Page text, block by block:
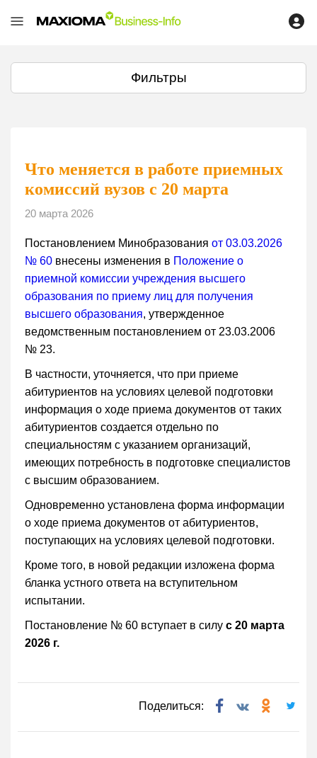
Фильтры
Что меняется в работе приемных
комиссий вузов с 20 марта
20 марта 2026
Постановлением Минобразования от 03.03.2026
№ 60 внесены изменения в Положение о
приемной комиссии учреждения высшего
образования по приему лиц для получения
высшего образования, утвержденное
ведомственным постановлением от 23.03.2006
№ 23.
В частности, уточняется, что при приеме
абитуриентов на условиях целевой подготовки
информация о ходе приема документов от таких
абитуриентов создается отдельно по
специальностям с указанием организаций,
имеющих потребность в подготовке специалистов
с высшим образованием.
Одновременно установлена форма информации
о ходе приема документов от абитуриентов,
поступающих на условиях целевой подготовки.
Кроме того, в новой редакции изложена форма
бланка устного ответа на вступительном
испытании.
Постановление № 60 вступает в силу с 20 марта
2026 г.
Поделиться: